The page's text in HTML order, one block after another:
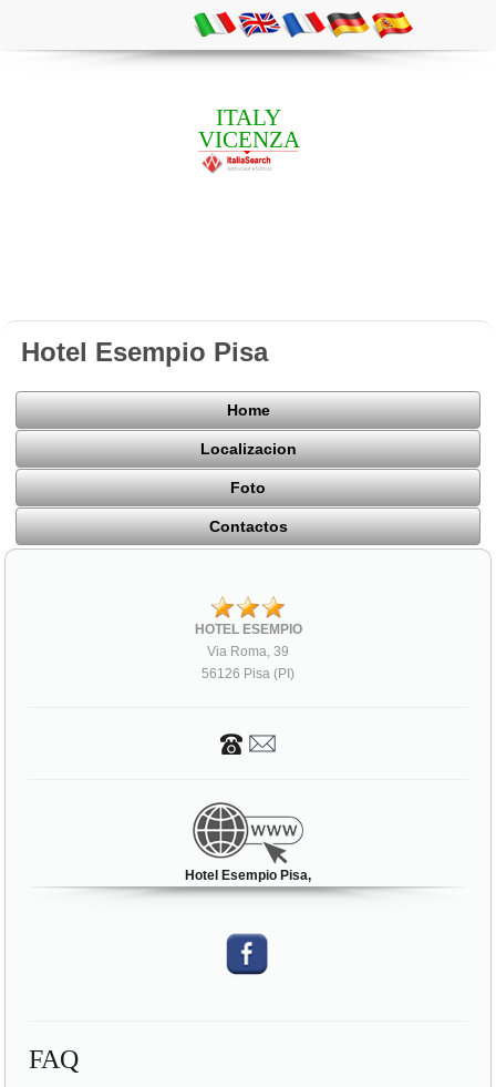
ITALY
VICENZA
Hotel Esempio Pisa
Home
Localizacion
Foto
Contactos
HOTEL ESEMPIO
Via Roma, 39
56126 Pisa (PI)
Hotel Esempio Pisa,
FAQ